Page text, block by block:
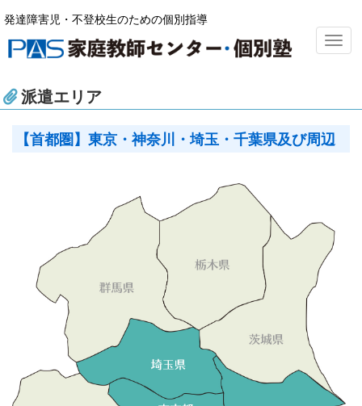
発達障害児・不登校生のための個別指導
派遣エリア
【首都圏】東京・神奈川・埼玉・千葉県及び周辺